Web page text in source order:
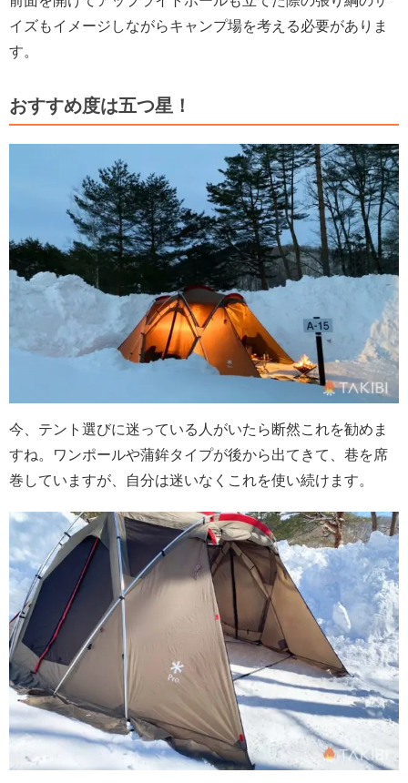
イズもイメージしながらキャンプ場を考える必要がありま
す。
おすすめ度は五つ星！
今、テント選びに迷っている人がいたら断然これを勧めま
すね。ワンポールや蒲鉾タイプが後から出てきて、巷を席
巻していますが、自分は迷いなくこれを使い続けます。